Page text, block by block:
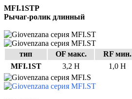
MFI.1STP
Рычаг-ролик длинный
тип OF макс. RF мин.
MFI.1ST
3,2 Н 1,0 Н